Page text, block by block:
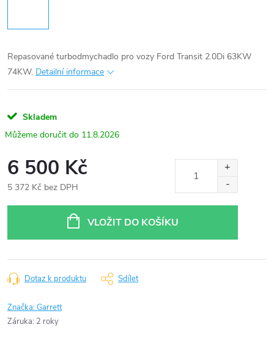
Repasované turbodmychadlo pro vozy Ford Transit 2.0Di 63KW
74KW. Detailní informace
Skladem
11.8.2026
6 500 Kč
5 372 Kč bez DPH
VLOŽIT DO KOŠÍKU
Dotaz k produktu Sdílet
Značka:Garrett
Záruka: 2 roky